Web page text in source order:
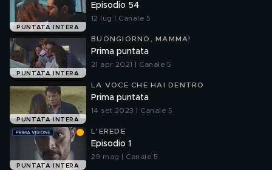
PUNTATA INTERA
Episodio 54
12 lug | Canale 5
PUNTATA INTERA
BUONGIORNO, MAMMA!
Prima puntata
21 apr 2021 | Canale 5
PUNTATA INTERA
LA VOCE CHE HAI DENTRO
Prima puntata
14 set 2023 | Canale 5
PUNTATA INTERA
L'EREDE
Episodio 1
29 mag | Canale 5